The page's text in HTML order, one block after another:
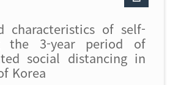
characteristics of self-
the 3-year period of
social distancing in
Korea